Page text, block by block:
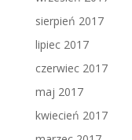
sierpień 2017
lipiec 2017
czerwiec 2017
maj 2017
kwiecień 2017